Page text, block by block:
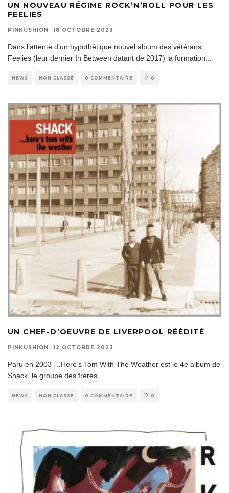
UN NOUVEAU RÉGIME ROCK’N’ROLL POUR LES
FEELIES
PINKUSHION · 18 OCTOBRE 2023
Dans l’attente d’un hypothétique nouvel album des vétérans
Feelies (leur dernier In Between datant de 2017) la formation
NEWS NON CLASSÉ 0 COMMENTAIRE 0
UN CHEF-D’OEUVRE DE LIVERPOOL RÉÉDITÉ
PINKUSHION · 12 OCTOBRE 2023
Paru en 2003 …Here’s Tom With The Weather est le 4e album de
Shack, le groupe des frères
NEWS NON CLASSÉ 0 COMMENTAIRE 0